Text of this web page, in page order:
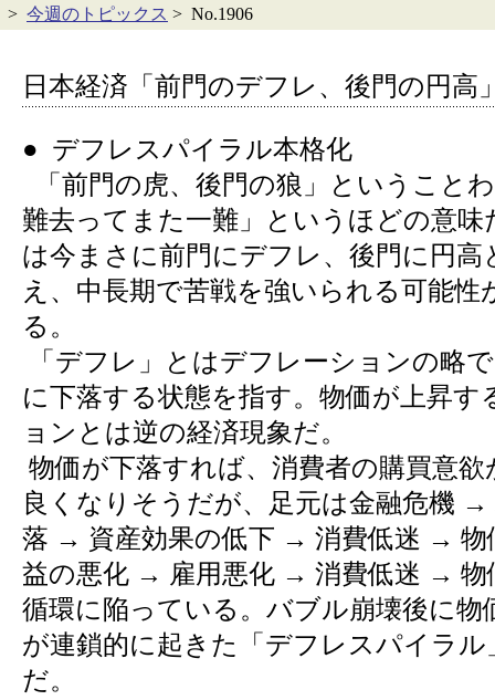
> 今週のトピックス > No.1906
日本経済「前門のデフレ、後門の円高
● デフレスパイラル本格化
「前門の虎、後門の狼」ということ
難去ってまた一難」というほどの意味
は今まさに前門にデフレ、後門に円高
え、中長期で苦戦を強いられる可能性
る。
「デフレ」とはデフレーションの略
に下落する状態を指す。物価が上昇す
ョンとは逆の経済現象だ。
物価が下落すれば、消費者の購買意
良くなりそうだが、足元は金融危機 →
落 → 資産効果の低下 → 消費低迷 → 物
益の悪化 → 雇用悪化 → 消費低迷 → 物
循環に陥っている。バブル崩壊後に物
が連鎖的に起きた「デフレスパイラル
だ。